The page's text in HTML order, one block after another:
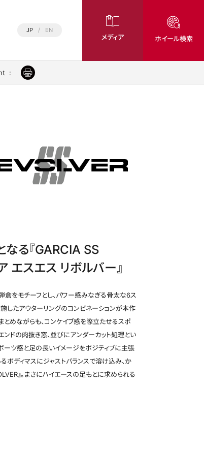
JP / EN
メディア ホイール検索
:
ホイール検索
る『GARCIA SS
エスエス リボルバー』
倉をモチーフとし、パワー感みなぎる骨太な6ス
したアウターリングのコンビネーションが本作
とめながらも、コンケイブ感を際立たせるスポ
ンドの肉抜き窓、並びにアンダーカット処理とい
ーツ感と足の長いイメージをポジティブに主張
ボディマスにジャストバランスで溶け込み、か
』。まさにハイエースの足もとに求められる